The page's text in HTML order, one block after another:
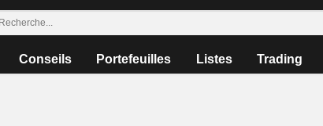
Conseils Portefeuilles Listes Trading